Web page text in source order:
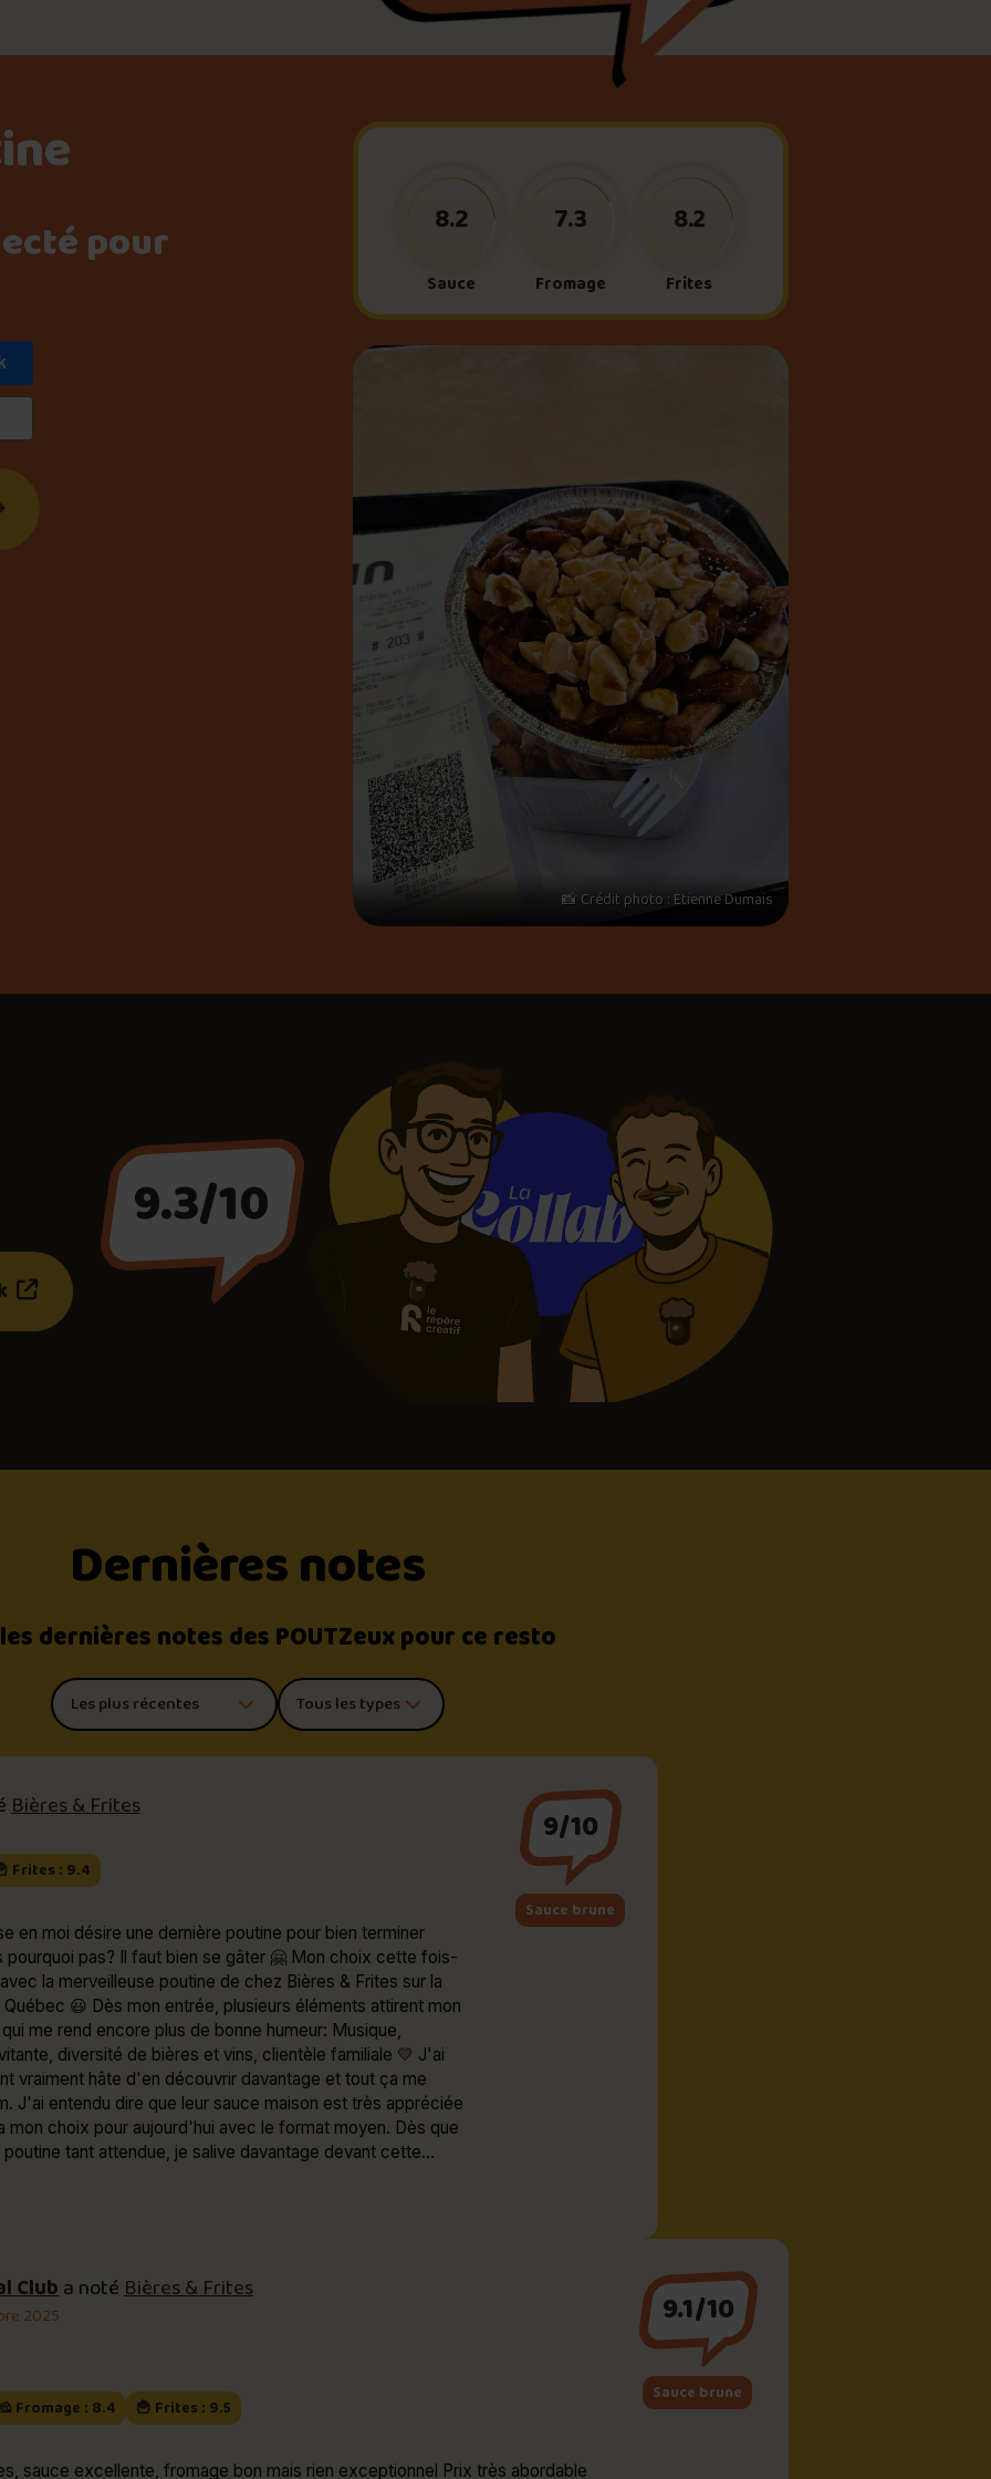
Le palmarès d’Olivier Primeau
Foire aux questions
pour
Sauce
8.2
Fromage
7.3
Frites
8.2
📸 Crédit photo : Etienne Dumais
(ce lien s’ouvrira dans une nouvelle fenêtre)"
9.3/10
Dernières notes
dernières notes des POUTZeux pour ce resto
Trier les commentaires
Filtrer par type de poutine
Bières & Frites
Frites : 9.4
9/10
Sauce brune
en moi désire une dernière poutine pour bien terminer
pas? Il faut bien se gâter 🤗 Mon choix cette fois-
la merveilleuse poutine de chez Bières & Frites sur la
plusieurs éléments attirent mon
me rend encore plus de bonne humeur: Musique,
diversité de bières et vins, clientèle familiale 💛 J'ai
vraiment hâte d'en découvrir davantage et tout ça me
choix pour aujourd'hui avec le format moyen. Dès que
tant attendue, je salive davantage devant cette
chaude 😊 Oh oui! ça promet 😉 Dégustation
cours, j'apprends à la découvrir en y allant aléatoirement
parfaites et, dans d'autres moments, je m'arrête à la
chaque élément de façon distincte. Wow 👌 Comme
plus tôt, les frites sont succulentes 🍟 Elles ne sont pas
est parfaite et la cuisson est sans reproche. Pour ce
de ce qui est offert ailleurs,
grains 🧀 Ce qui me séduit encore plus par
Cluba notéBières & Frites
2025
Fromage : 8.4 🍟 Frites : 9.5
9.1/10
Sauce brune
sauce excellente, fromage bon mais rien exceptionnel Prix très abordable